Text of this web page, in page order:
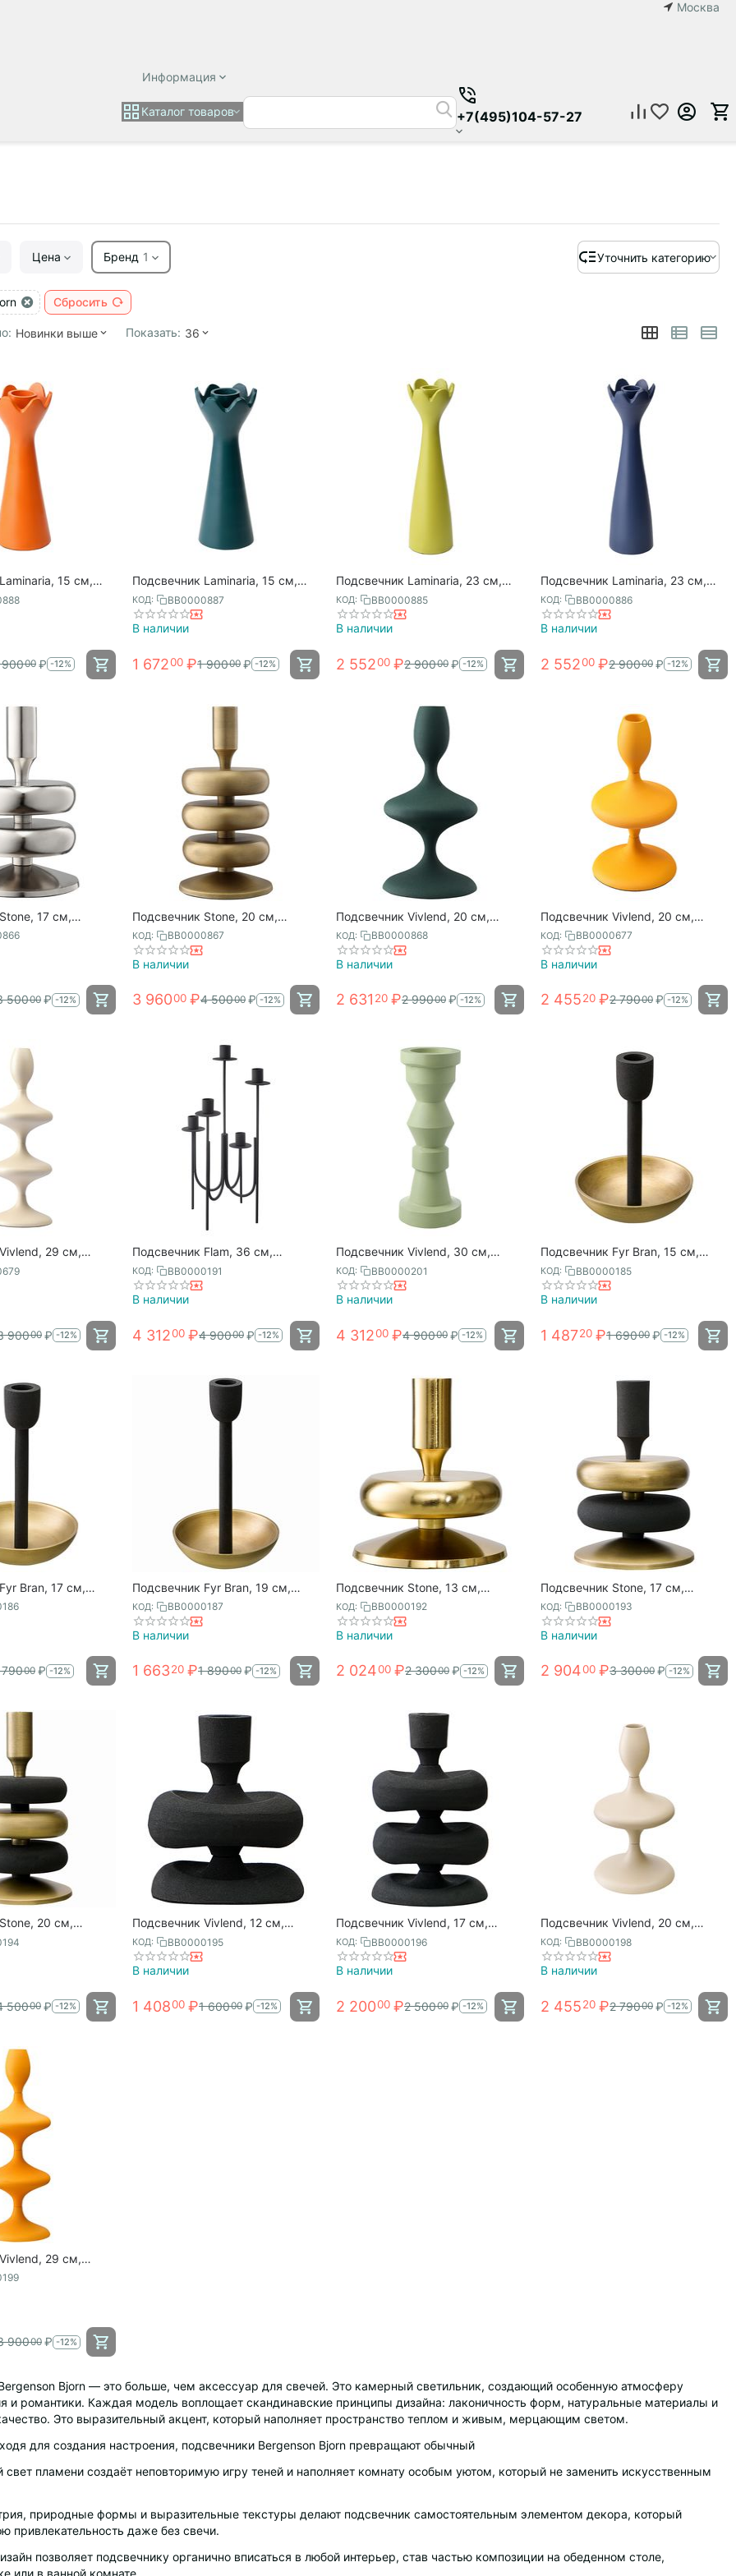
Москва
Информация
Каталог товаров +7(495)104-57-27
Цена Бренд 1 Уточнить категорию
Сбросить
Новинки выше Показать: 36
15 см,
цедра, Bergenson
90000 ₽ -12%
Подсвечник Laminaria, 15 см,
глубоководный, Bergenson Bjorn
КОД: BB0000887
В наличии
1 67200 ₽1 90000 ₽ -12%
Подсвечник Laminaria, 23 см,
лайм, Bergenson Bjorn
КОД: BB0000885
В наличии
2 55200 ₽2 90000 ₽ -12%
Подсвечник Laminaria, 23 см,
сумерки, Bergenson Bjorn
КОД: BB0000886
В наличии
2 55200 ₽2 90000 ₽ -12%
17 см,
Bergenson Bjorn
50000 ₽ -12%
Подсвечник Stone, 20 см,
античная латунь, Bergenson Bjorn
КОД: BB0000867
В наличии
3 96000 ₽4 50000 ₽ -12%
Подсвечник Vivlend, 20 см,
хвойный, Bergenson Bjorn
КОД: BB0000868
В наличии
2 631 20 ₽2 99000 ₽ -12%
Подсвечник Vivlend, 20 см,
оранжевый, Bergenson Bjorn
КОД: BB0000677
В наличии
2 45520 ₽2 79000 ₽ -12%
29 см,
Bjorn
90000 ₽ -12%
Подсвечник Flam, 36 см,
Bergenson Bjorn
КОД: BB0000191
В наличии
4 31200 ₽4 90000 ₽ -12%
Подсвечник Vivlend, 30 см,
нежно-зеленый, Bergenson Bjorn
КОД: BB0000201
В наличии
4 31200 ₽4 90000 ₽ -12%
Подсвечник Fyr Bran, 15 см,
черный/античная латунь,
Bergenson Bjorn
КОД: BB0000185
В наличии
1 48720 ₽1 69000 ₽ -12%
Bran, 17 см,
латунь,
79000 ₽ -12%
Подсвечник Fyr Bran, 19 см,
черный/античная латунь,
Bergenson Bjorn
КОД: BB0000187
В наличии
1 66320 ₽1 89000 ₽ -12%
Подсвечник Stone, 13 см,
золотистый, Bergenson Bjorn
КОД: BB0000192
В наличии
2 02400 ₽2 30000 ₽ -12%
Подсвечник Stone, 17 см,
черный/античная латунь,
Bergenson Bjorn
КОД: BB0000193
В наличии
2 90400 ₽3 30000 ₽ -12%
20 см,
латунь,
50000 ₽ -12%
Подсвечник Vivlend, 12 см,
черный, Bergenson Bjorn
КОД: BB0000195
В наличии
1 40800 ₽1 60000 ₽ -12%
Подсвечник Vivlend, 17 см,
черный, Bergenson Bjorn
КОД: BB0000196
В наличии
2 20000 ₽2 50000 ₽ -12%
Подсвечник Vivlend, 20 см,
бежевый, Bergenson Bjorn
КОД: BB0000198
В наличии
2 45520 ₽2 79000 ₽ -12%
29 см,
Bjorn
90000 ₽ -12%
Bjorn — это больше, чем аксессуар для свечей. Это камерный светильник, создающий особенную атмосферу
и романтики. Каждая модель воплощает скандинавские принципы дизайна: лаконичность форм, натуральные материалы и
Это выразительный акцент, который наполняет пространство теплом и живым, мерцающим светом.
для создания настроения, подсвечники Bergenson Bjorn превращают обычный
свет пламени создаёт неповторимую игру теней и наполняет комнату особым уютом, который не заменить искусственным
природные формы и выразительные текстуры делают подсвечник самостоятельным элементом декора, который
привлекательность даже без свечи.
позволяет подсвечнику органично вписаться в любой интерьер, став частью композиции на обеденном столе,
или в ванной комнате.